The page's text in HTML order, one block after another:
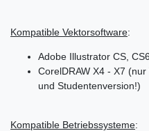
Kompatible Vektorsoftware:
Adobe Illustrator CS,
CorelDRAW X4 - X7
und Studentenversion!)
Kompatible Betriebssysteme: